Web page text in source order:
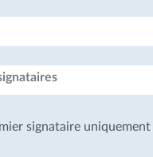
signataire uniquement